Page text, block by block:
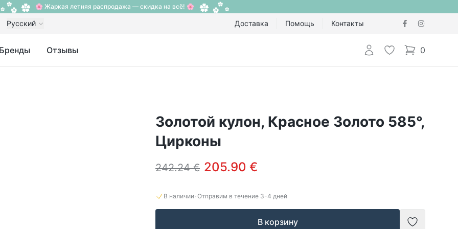
🌸 Жаркая летняя распродажа — скидка на всё! 🌸
Русский Доставка Помощь Контакты
Отзывы Авторизоваться
Избранное
0
items in cart,
Золотой кулон, Красное Золото 585°,
Цирконы
242.24 € 205.90 €
В наличии·Отправим в течение 3-4 дней
В корзину